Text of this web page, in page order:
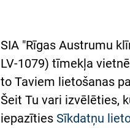
Pacienta
atsauksmju/sūdzību
iesniegšanas kārtība
Kā pie mums nokļūt
SIA "Rīgas Austrumu
LV-1079) tīmekļa
to Taviem lietošanas
Šeit Tu vari izvēlēties,
iepazīties Sīkdatņu